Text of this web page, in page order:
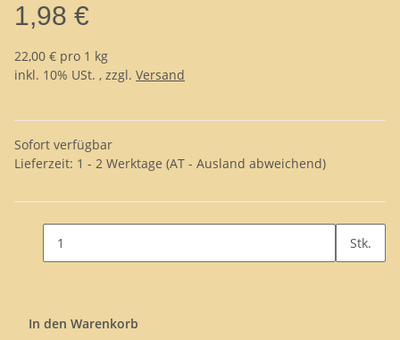
1,98 €
22,00 € pro 1 kg
inkl. 10% USt. , zzgl. Versand
Sofort verfügbar
Lieferzeit: 1 - 2 Werktage (AT - Ausland abweichend)
Stk.
In den Warenkorb